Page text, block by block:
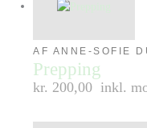
AF ANNE-SOFIE
Prepping
kr. 200,00 inkl.